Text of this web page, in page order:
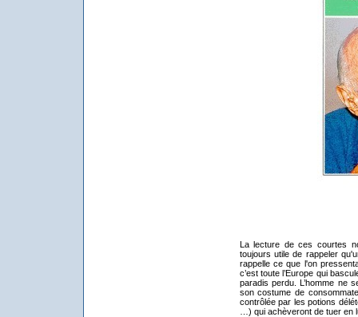
La lecture de ces courtes
toujours utile de rappeler
rappelle ce que l'on
c’est toute l’Europe qui
paradis perdu. L’homme
son costume de
contrôlée par les potions
…) qui achèveront de tuer en